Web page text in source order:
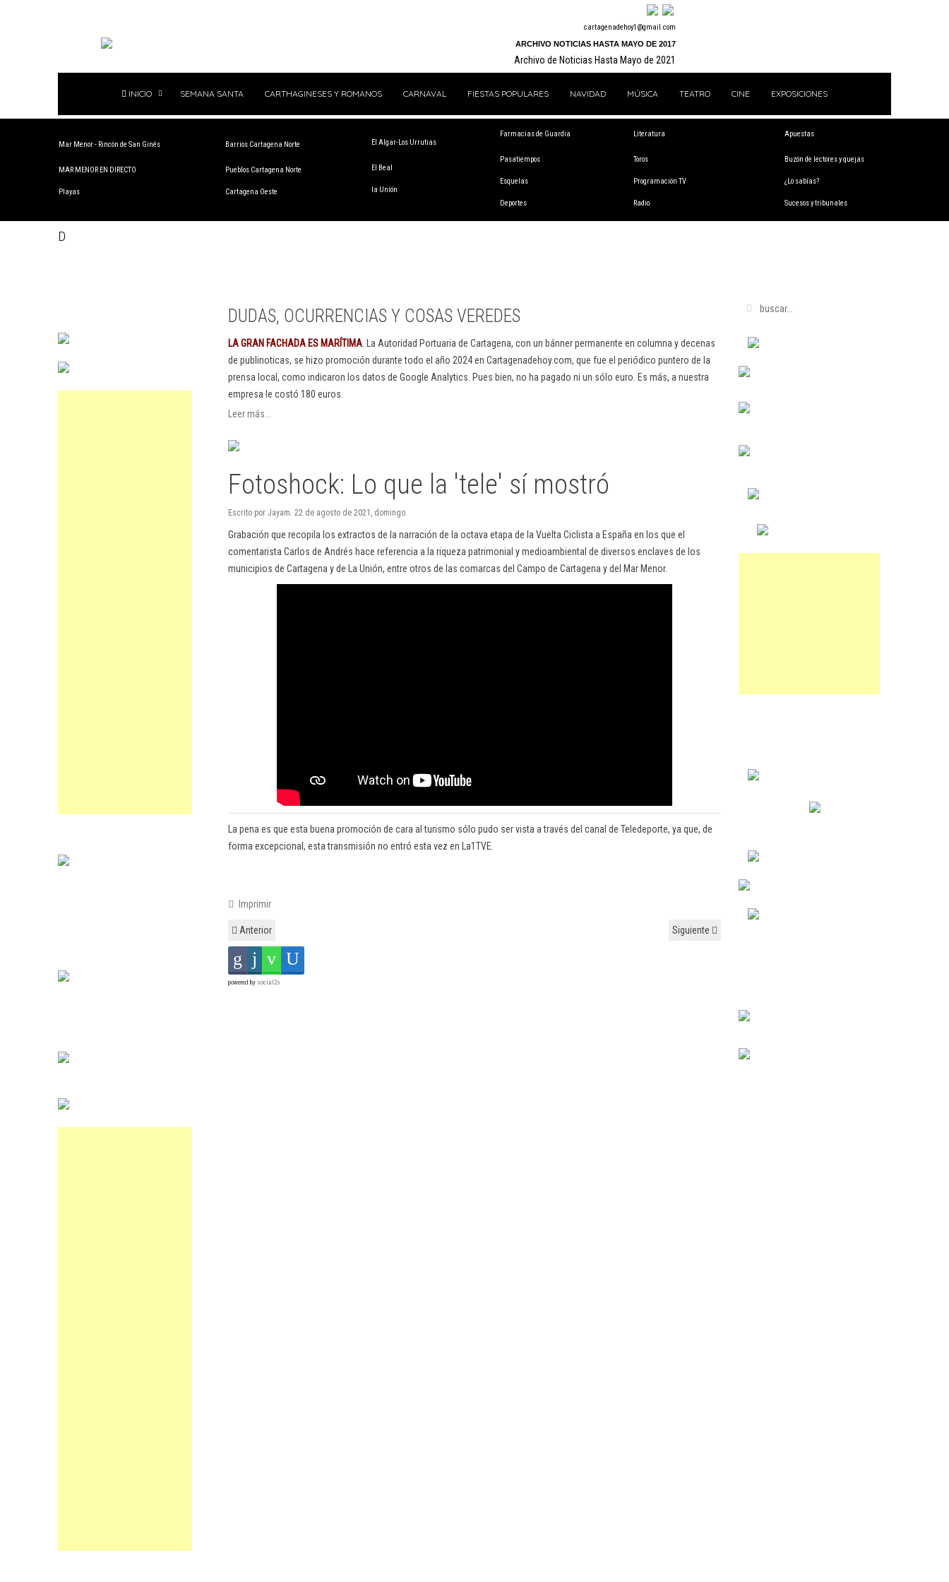
cartagenadehoy1@gmail.com
ARCHIVO NOTICIAS HASTA MAYO DE 2017
Archivo de Noticias Hasta Mayo de 2021
INICIO SEMANA SANTA CARTHAGINESES Y ROMANOS CARNAVAL FIESTAS POPULARES NAVIDAD MÚSICA TEATRO CINE EXPOSICIONES
Mar Menor - Rincón de San Ginés
MAR MENOR EN DIRECTO
Playas
Barrios Cartagena Norte
Pueblos Cartagena Norte
Cartagena Oeste
El Algar-Los Urrutias
El Beal
la Unión
Farmacias de Guardia
Pasatiempos
Esquelas
Deportes
Literatura
Toros
Programación TV
Radio
Apuestas
Buzón de lectores y quejas
¿Lo sabías?
Sucesos y tribunales
D
DUDAS, OCURRENCIAS Y COSAS VEREDES
LA GRAN FACHADA ES MARÍTIMA . La Autoridad Portuaria de Cartagena, con un bánner permanente en columna y decenas
de publinoticas, se hizo promoción durante todo el año 2024 en Cartagenadehoy.com, que fue el periódico puntero de la
prensa local, como indicaron los datos de Google Analytics. Pues bien, no ha pagado ni un sólo euro. Es más, a nuestra
empresa le costó 180 euros.
Leer más...
Fotoshock: Lo que la 'tele' sí mostró
Escrito por Jayam. 22 de agosto de 2021, domingo.
Grabación que recopila los extractos de la narración de la octava etapa de la Vuelta Ciclista a España en los que el
comentarista Carlos de Andrés hace referencia a la riqueza patrimonial y medioambiental de diversos enclaves de los
municipios de Cartagena y de La Unión, entre otros de las comarcas del Campo de Cartagena y del Mar Menor.
La pena es que esta buena promoción de cara al turismo sólo pudo ser vista a través del canal de Teledeporte, ya que, de
forma excepcional, esta transmisión no entró esta vez en La1TVE.
Imprimir
Anterior Siguiente
powered by social2s